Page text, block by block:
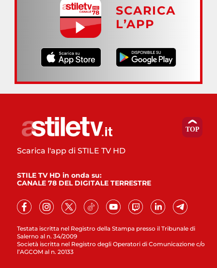
SCARICA
L’APP
Testata iscritta nel Registro della Stampa presso il Tribunale di
Salerno al n. 34/2009
Società iscritta nel Registro degli Operatori di Comunicazione c/o
l’AGCOM al n. 20133
Scarica l'app di STILE TV HD
STILE TV HD in onda su:
CANALE 78 DEL DIGITALE TERRESTRE